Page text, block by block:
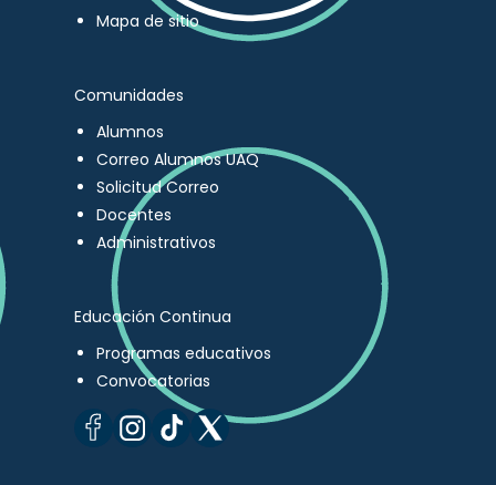
Mapa de sitio
Comunidades
Alumnos
Correo Alumnos UAQ
Solicitud Correo
Docentes
Administrativos
Educación Continua
Programas educativos
Convocatorias